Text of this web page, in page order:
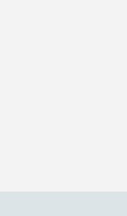
einen neuen Rekord.